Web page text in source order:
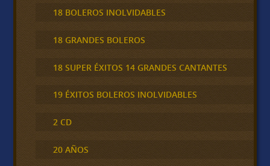
18 BOLEROS INOLVIDABLES
18 GRANDES BOLEROS
18 SUPER ÉXITOS 14 GRANDES CANTANTES
19 ÉXITOS BOLEROS INOLVIDABLES
2 CD
20 AÑOS